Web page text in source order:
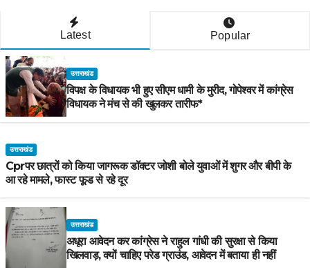
Latest Popular
उत्तराखंड
विपक्ष के विधायक भी हुए सीएम धामी के मुरीद, गोपेश्वर में कांग्रेस
विधायक ने मंच से की खुलकर तारीफ*
उत्तराखंड
Cprपर छात्रों को किया जागरूक डॉक्टर जोशी बोले युवाओं में शुगर और बीपी के
आ रहे मामले, फास्ट फूड से रहे दूर
उत्तराखंड
अधूरा आवेदन कर कांग्रेस ने राहुल गांधी की सुरक्षा से किया
खिलवाड़, क्यों चाहिए परेड ग्राउंड, आवेदन में बताया ही नहीं